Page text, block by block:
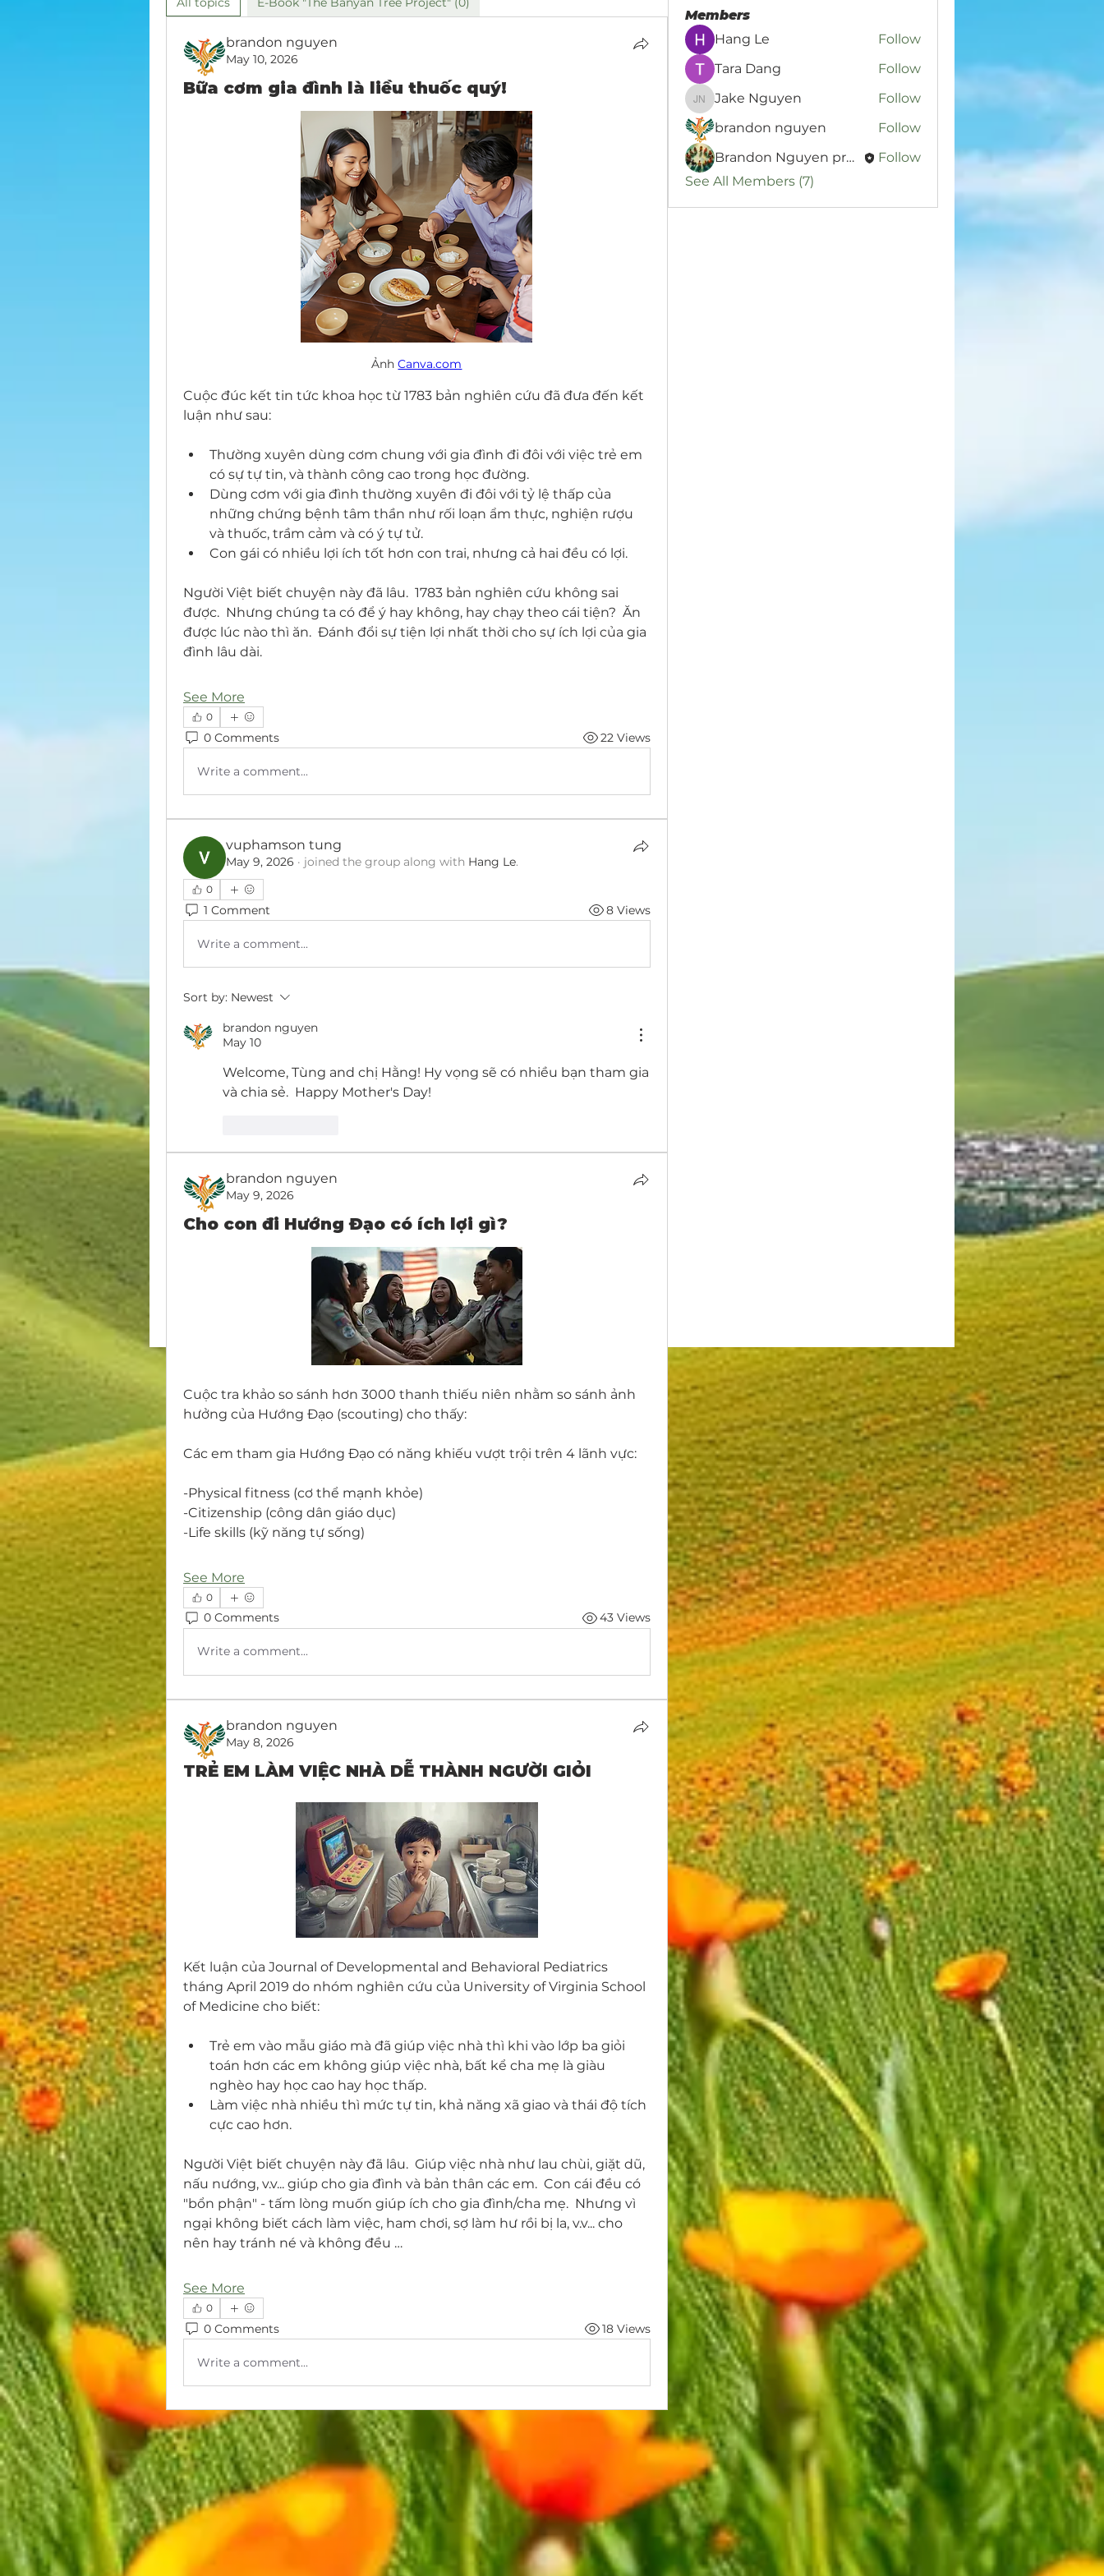
brandon nguyen
May 10, 2026
Bữa cơm gia đình là liều thuốc quý!
Ảnh Canva.com
Cuộc đúc kết tin tức khoa học từ 1783 bản nghiên cứu đã đưa đến kết
luận như sau:
Thường xuyên dùng cơm chung với gia đình đi đôi với việc trẻ em
có sự tự tin, và thành công cao trong học đường.
Dùng cơm với gia đình thường xuyên đi đôi với tỷ lệ thấp của
những chứng bệnh tâm thần như rối loạn ẩm thực, nghiện rượu
và thuốc, trầm cảm và có ý tự tử.
Con gái có nhiều lợi ích tốt hơn con trai, nhưng cả hai đều có lợi.
Người Việt biết chuyện này đã lâu.  1783 bản nghiên cứu không sai
được.  Nhưng chúng ta có để ý hay không, hay chạy theo cái tiện?  Ăn
được lúc nào thì ăn.  Đánh đổi sự tiện lợi nhất thời cho sự ích lợi của gia
đình lâu dài.
See More
0
0 Comments 22 Views
Write a comment...
vuphamson tung
May 9, 2026 · joined the group along with Hang Le.
0
1 Comment 8 Views
Write a comment...
Sort by: Newest
brandon nguyen
May 10
Welcome, Tùng and chị Hằng! Hy vọng sẽ có nhiều bạn tham gia
và chia sẻ.  Happy Mother's Day!
brandon nguyen
May 9, 2026
Cho con đi Hướng Đạo có ích lợi gì?
Cuộc tra khảo so sánh hơn 3000 thanh thiếu niên nhằm so sánh ảnh
hưởng của Hướng Đạo (scouting) cho thấy:
Các em tham gia Hướng Đạo có năng khiếu vượt trội trên 4 lãnh vực:
-Physical fitness (cơ thể mạnh khỏe)
-Citizenship (công dân giáo dục)
-Life skills (kỹ năng tự sống)
See More
0
0 Comments 43 Views
Write a comment...
brandon nguyen
May 8, 2026
TRẺ EM LÀM VIỆC NHÀ DỄ THÀNH NGƯỜI GIỎI
Kết luận của Journal of Developmental and Behavioral Pediatrics
tháng April 2019 do nhóm nghiên cứu của University of Virginia School
of Medicine cho biết:
Trẻ em vào mẫu giáo mà đã giúp việc nhà thì khi vào lớp ba giỏi
toán hơn các em không giúp việc nhà, bất kể cha mẹ là giàu
nghèo hay học cao hay học thấp.
Làm việc nhà nhiều thì mức tự tin, khả năng xã giao và thái độ tích
cực cao hơn.
Người Việt biết chuyện này đã lâu.  Giúp việc nhà như lau chùi, giặt dũ,
nấu nướng, v.v... giúp cho gia đình và bản thân các em.  Con cái đều có
"bổn phận" - tấm lòng muốn giúp ích cho gia đình/cha mẹ.  Nhưng vì
ngại không biết cách làm việc, ham chơi, sợ làm hư rồi bị la, v.v... cho
nên hay tránh né và không đều …
See More
0
0 Comments 18 Views
Write a comment...
Members
Hang Le
Follow
Tara Dang
Follow
Jake Nguyen
Jake Nguyen
Follow
brandon nguyen
Follow
Brandon Nguyen project leader
Follow
See All Members (7)